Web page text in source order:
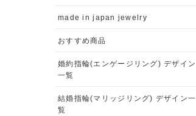
made in japan jewelry
おすすめ商品
婚約指輪(エンゲージリング) デザイン
一覧
結婚指輪(マリッジリング) デザイン一
覧